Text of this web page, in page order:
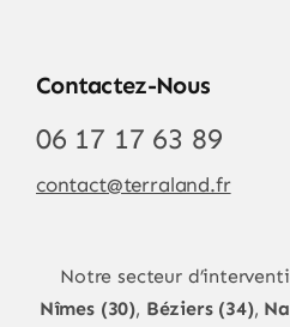
Contactez-Nous
06 17 17 63 89
contact@terraland.fr
Notre secteur
Nîmes (30), Béziers (34),